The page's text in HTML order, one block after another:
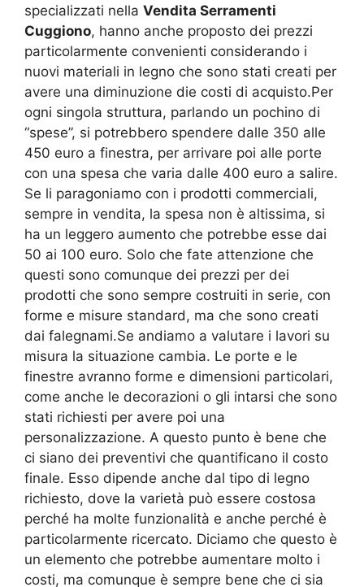
specializzati nella Vendita Serramenti
Cuggiono, hanno anche proposto dei prezzi
particolarmente convenienti considerando i
nuovi materiali in legno che sono stati creati per
avere una diminuzione die costi di acquisto.Per
ogni singola struttura, parlando un pochino di
“spese”, si potrebbero spendere dalle 350 alle
450 euro a finestra, per arrivare poi alle porte
con una spesa che varia dalle 400 euro a salire.
Se li paragoniamo con i prodotti commerciali,
sempre in vendita, la spesa non è altissima, si
ha un leggero aumento che potrebbe esse dai
50 ai 100 euro. Solo che fate attenzione che
questi sono comunque dei prezzi per dei
prodotti che sono sempre costruiti in serie, con
forme e misure standard, ma che sono creati
dai falegnami.Se andiamo a valutare i lavori su
misura la situazione cambia. Le porte e le
finestre avranno forme e dimensioni particolari,
come anche le decorazioni o gli intarsi che sono
stati richiesti per avere poi una
personalizzazione. A questo punto è bene che
ci siano dei preventivi che quantificano il costo
finale. Esso dipende anche dal tipo di legno
richiesto, dove la varietà può essere costosa
perché ha molte funzionalità e anche perché è
particolarmente ricercato. Diciamo che questo è
un elemento che potrebbe aumentare molto i
costi, ma comunque è sempre bene che ci sia